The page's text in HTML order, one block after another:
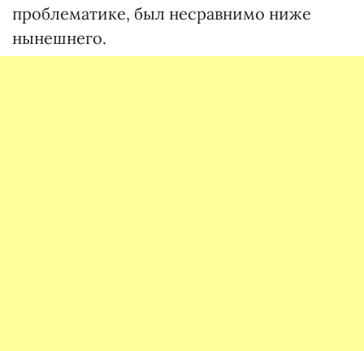
проблематике, был несравнимо ниже
нынешнего.